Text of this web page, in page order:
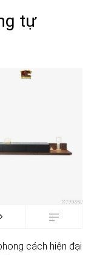
tự
cách hiện đại